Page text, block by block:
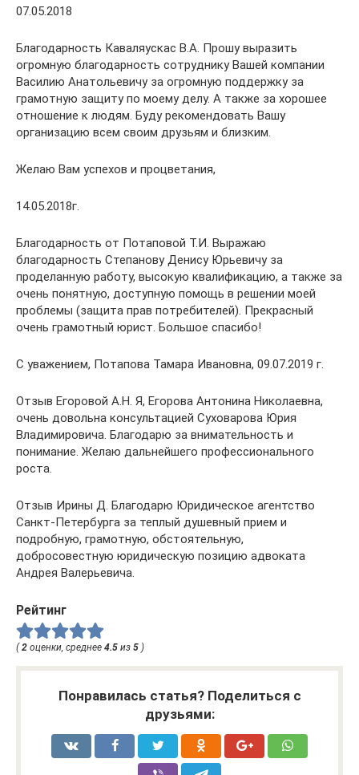
07.05.2018
Благодарность Каваляускас В.А. Прошу выразить
огромную благодарность сотруднику Вашей компании
Василию Анатольевичу за огромную поддержку за
грамотную защиту по моему делу. А также за хорошее
отношение к людям. Буду рекомендовать Вашу
организацию всем своим друзьям и близким.
Желаю Вам успехов и процветания,
14.05.2018г.
Благодарность от Потаповой Т.И. Выражаю
благодарность Степанову Денису Юрьевичу за
проделанную работу, высокую квалификацию, а также за
очень понятную, доступную помощь в решении моей
проблемы (защита прав потребителей). Прекрасный
очень грамотный юрист. Большое спасибо!
С уважением, Потапова Тамара Ивановна, 09.07.2019 г.
Отзыв Егоровой А.Н. Я, Егорова Антонина Николаевна,
очень довольна консультацией Суховарова Юрия
Владимировича. Благодарю за внимательность и
понимание. Желаю дальнейшего профессионального
роста.
Отзыв Ирины Д. Благодарю Юридическое агентство
Санкт-Петербурга за теплый душевный прием и
подробную, грамотную, обстоятельную,
добросовестную юридическую позицию адвоката
Андрея Валерьевича.
Рейтинг
( 2 оценки, среднее 4.5 из 5 )
Понравилась статья? Поделиться с
друзьями: